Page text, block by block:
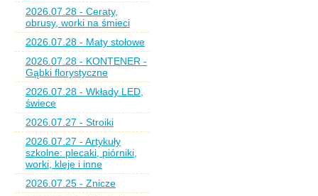
2026.07.28 - Ceraty,
obrusy, worki na śmieci
2026.07.28 - Maty stołowe
2026.07.28 - KONTENER -
Gąbki florystyczne
2026.07.28 - Wkłady LED,
świece
2026.07.27 - Stroiki
2026.07.27 - Artykuły
szkolne: plecaki, piórniki,
worki, kleje i inne
2026.07.25 - Znicze